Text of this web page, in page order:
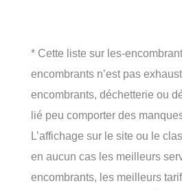
* Cette liste sur les-
encombrants n’est pas
encombrants, déchetterie ou
lié peu comporter des
L’affichage sur le site ou le
en aucun cas les meilleurs
encombrants, les meilleurs